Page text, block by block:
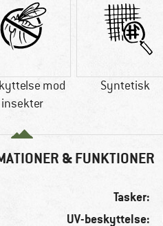
mod
insekter
Syntetisk
& FUNKTIONER
Tasker:
UV-beskyttelse: